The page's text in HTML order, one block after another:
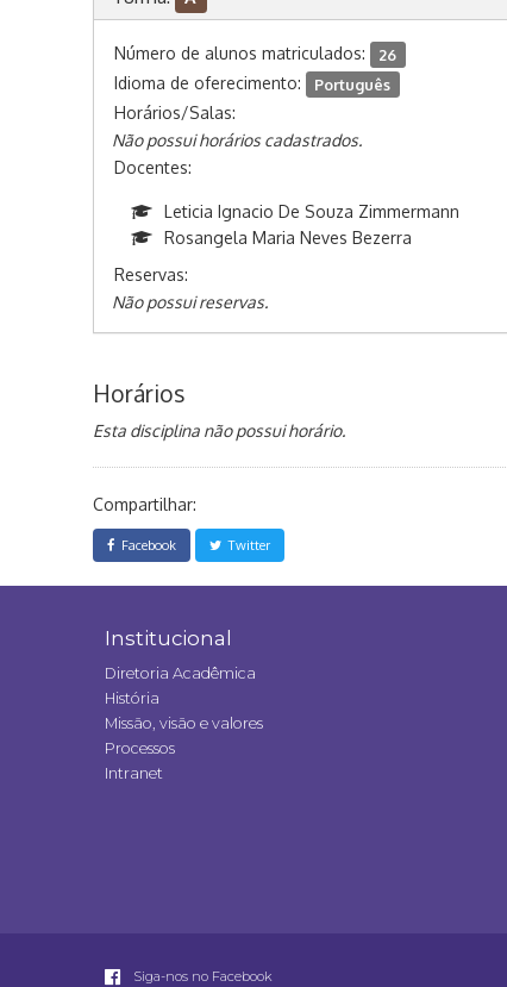
Número de alunos matriculados: 26
Idioma de oferecimento: Português
Horários/Salas:
Não possui horários cadastrados.
Docentes:
Leticia Ignacio De Souza Zimmermann
Rosangela Maria Neves Bezerra
Reservas:
Não possui reservas.
Horários
Esta disciplina não possui horário.
Compartilhar:
Facebook Twitter
Institucional
Diretoria Acadêmica
História
Missão, visão e valores
Processos
Intranet
Siga-nos no Facebook